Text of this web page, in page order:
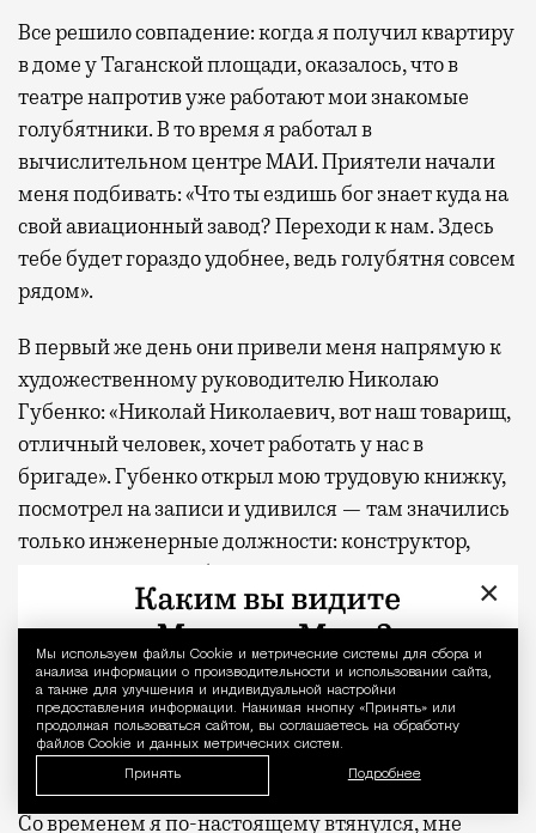
Уведомление
Мы используем файлы Сookie и метрические системы для сбора и
анализа информации о производительности и использовании сайта,
а также для улучшения и индивидуальной настройки
предоставления информации. Нажимая кнопку «Принять» или
продолжая пользоваться сайтом, вы соглашаетесь на обработку
файлов Cookie и данных метрических систем.
Принять Подробнее
Все решило совпадение: когда я получил квартиру
в доме у Таганской площади, оказалось, что в
театре напротив уже работают мои знакомые
голубятники. В то время я работал в
вычислительном центре МАИ. Приятели начали
меня подбивать: «Что ты ездишь бог знает куда на
свой авиационный завод? Переходи к нам. Здесь
тебе будет гораздо удобнее, ведь голубятня совсем
рядом».
В первый же день они привели меня напрямую к
художественному руководителю Николаю
Губенко: «Николай Николаевич, вот наш товарищ,
отличный человек, хочет работать у нас в
бригаде». Губенко открыл мою трудовую книжку,
посмотрел на записи и удивился — там значились
только инженерные должности: конструктор,
инженер. Он с улыбкой спросил: «А ты хоть
представляешь, что такое монтировщик сцены?» Я
ответил, что это примерно как грузчик в
мебельном магазине. Губенко посмеялся, вернул
мне документы и сказал: «Ну я тебя предупредил.
Иди к директору оформляться». Так я и стал
частью коллектива.
Со временем я по-настоящему втянулся, мне
×